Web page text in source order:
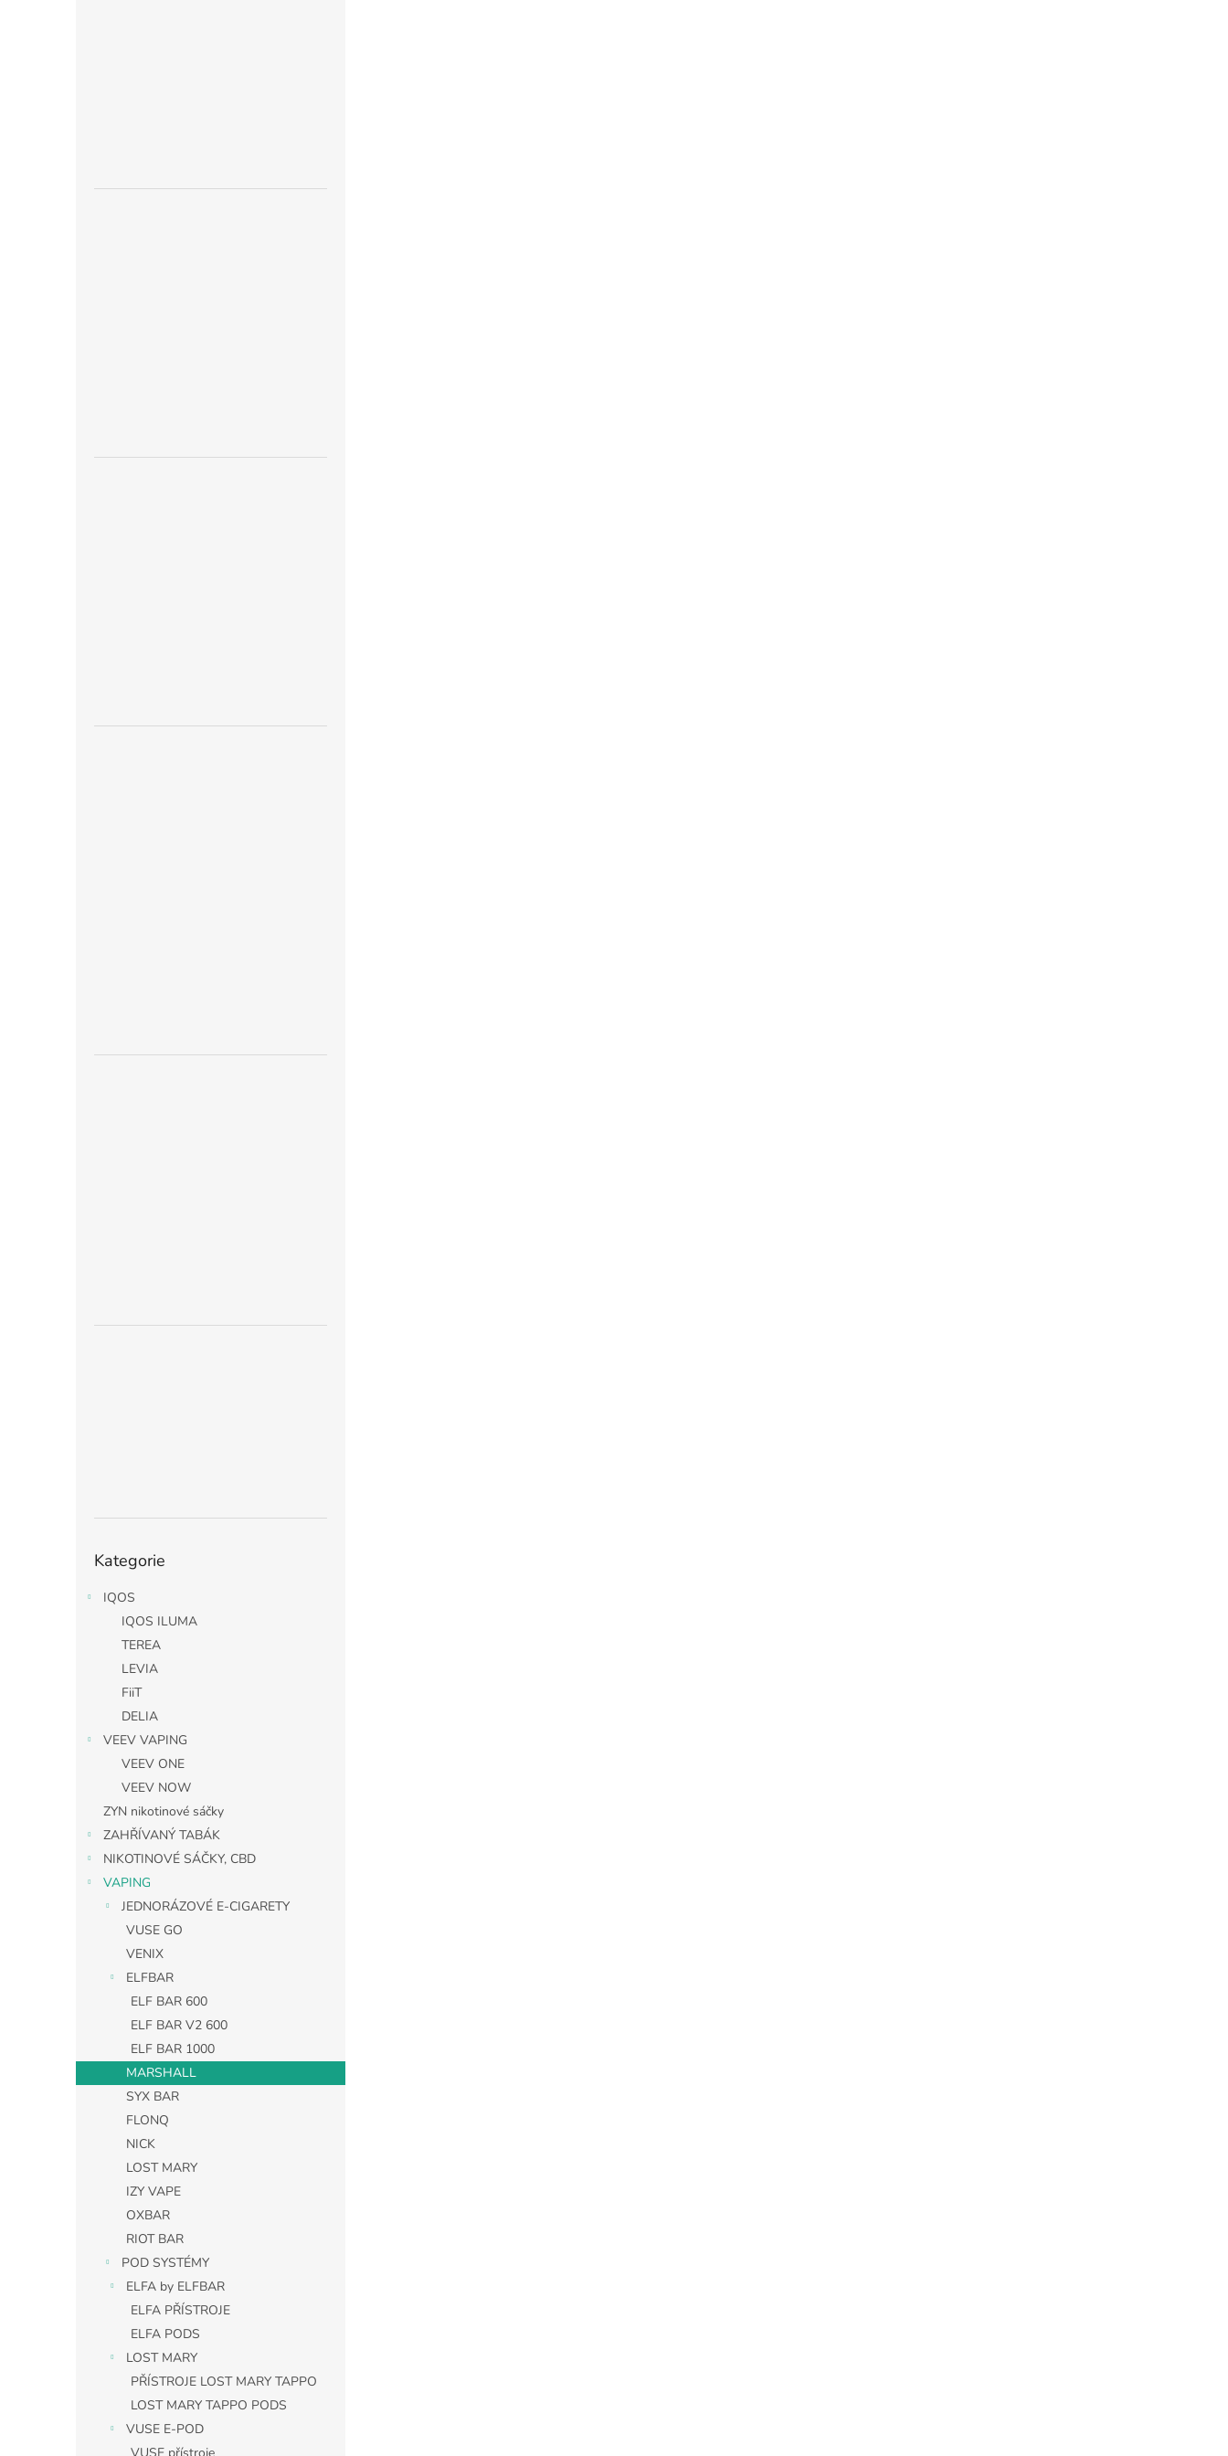
kategorie
Kategorie
IQOS
IQOS ILUMA
TEREA
LEVIA
FiiT
DELIA
VEEV VAPING
VEEV ONE
VEEV NOW
ZYN nikotinové sáčky
ZAHŘÍVANÝ TABÁK
NIKOTINOVÉ SÁČKY, CBD
VAPING
JEDNORÁZOVÉ E-CIGARETY
VUSE GO
VENIX
ELFBAR
ELF BAR 600
ELF BAR V2 600
ELF BAR 1000
MARSHALL
SYX BAR
FLONQ
NICK
LOST MARY
IZY VAPE
OXBAR
RIOT BAR
POD SYSTÉMY
ELFA by ELFBAR
ELFA PŘÍSTROJE
ELFA PODS
LOST MARY
PŘÍSTROJE LOST MARY TAPPO
LOST MARY TAPPO PODS
VUSE E-POD
VUSE přístroje